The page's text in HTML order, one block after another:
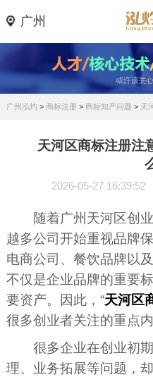
广州
广州泓灼 > 商标注册> 商标知产问题 > 天
天河区商标注册注
2026-05-27 16:39:52
随着广州天河区创
越多公司开始重视品牌
电商公司、餐饮品牌以
不仅是企业品牌的重要
要资产。因此，“天河区
很多创业者关注的重点内
很多企业在创业初
理、业务拓展等问题，